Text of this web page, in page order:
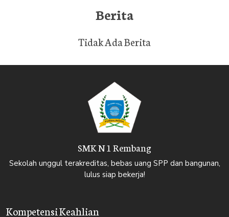
Berita
Tidak Ada Berita
SMK N 1 Rembang
Sekolah unggul terakreditas, bebas uang SPP dan bangunan,
lulus siap bekerja!
Kompetensi Keahlian